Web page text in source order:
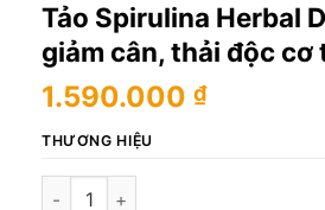
Tảo Spirulina Herbal
giảm cân, thải độc
1.590.000 ₫
THƯƠNG HIỆU
Tảo Spirulina Herbal Diet hỗ trợ